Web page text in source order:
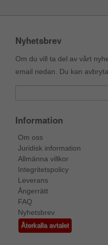
Nyhetsbrev
Om du vill ta del av vårt
email nedan. Du kan
Information
Om oss
Juridisk information
Allmänna villkor
Integritetspolicy
Leverans
Ångerrätt
FAQ
Nyhetsbrev
Återkalla avtalet